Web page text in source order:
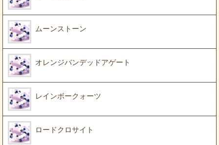
ムーンストーン
オレンジバンデッドアゲート
レインボークォーツ
ロードクロサイト